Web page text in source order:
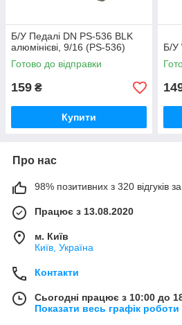
Б/У Педалі DN PS-536 BLK
алюмінієві, 9/16 (PS-536)
Готово до відправки
159 ₴
Купити
Б/У
Про нас
98% позитивних з 320 відгуків за
Працює з 13.08.2020
м. Київ
Київ, Україна
Контакти
Сьогодні працює з 10:00 до
Показати весь графік роботи